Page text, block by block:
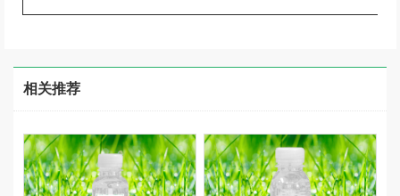
相关推荐